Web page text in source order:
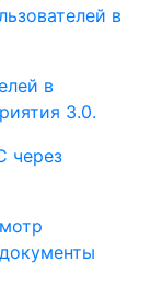
в
в
3.0.
через